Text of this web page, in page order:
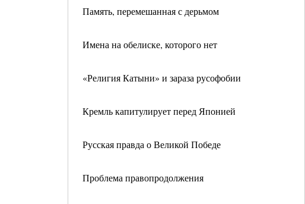
Память, перемешанная с дерьмом
Имена на обелиске, которого нет
«Религия Катыни» и зараза русофобии
Кремль капитулирует перед Японией
Русская правда о Великой Победе
Проблема правопродолжения